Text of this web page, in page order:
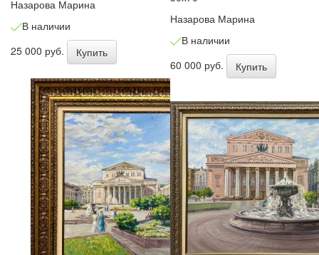
Назарова Марина
В наличии
25 000 руб.
Купить
Назарова Марина
В наличии
60 000 руб.
Купить